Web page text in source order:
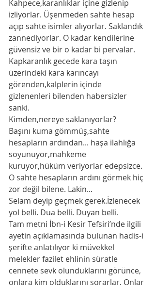
Kahpece,karanlıklar içine gizlenip
izliyorlar. Üşenmeden sahte hesap
açıp sahte isimler alıyorlar. Saklandık
zannediyorlar. O kadar kendilerine
güvensiz ve bir o kadar bi pervalar.
Kapkaranlık gecede kara taşın
üzerindeki kara karıncayı
görenden,kalplerin içinde
gizlenenleri bilenden habersizler
sanki.
Kimden,nereye saklanıyorlar?
Başını kuma gömmüş,sahte
hesapların ardından... haşa ilahlığa
soyunuyor,mahkeme
kuruyor,hüküm veriyorlar edepsizce.
O sahte hesapların ardını görmek hiç
zor değil bilene. Lakin...
Selam deyip geçmek gerek.İzlenecek
yol belli. Dua belli. Duyan belli.
Tam metni İbn-i Kesir Tefsiri’nde ilgili
ayetin açıklamasında bulunan hadis-i
şerifte anlatılıyor ki müvekkel
melekler fazilet ehlinin süratle
cennete sevk olunduklarını görünce,
onlara kim olduklarını sorarlar. Onlar